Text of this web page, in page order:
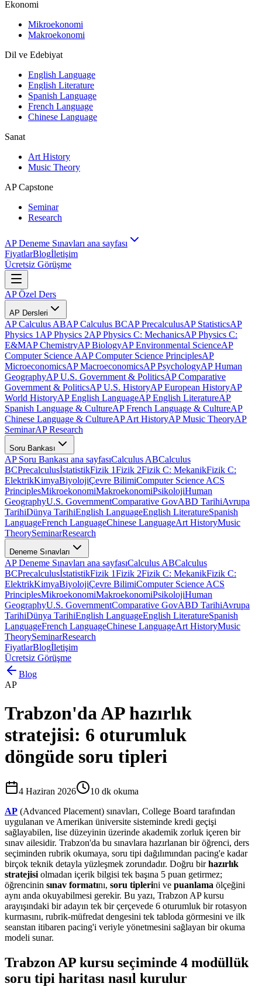
Ekonomi
Mikroekonomi
Makroekonomi
Dil ve Edebiyat
English Language
English Literature
Spanish Language
French Language
Chinese Language
Sanat
Art History
Music Theory
AP Capstone
Seminar
Research
AP Deneme Sınavları ana sayfası
FiyatlarBlogİletişim
Ücretsiz Görüşme
AP Özel Ders
AP Dersleri
AP Calculus ABAP Calculus BCAP PrecalculusAP StatisticsAP
Physics 1 AP Physics 2AP Physics C: MechanicsAP Physics C:
E&MAP ChemistryAP BiologyAP Environmental ScienceAP
Computer Science AAP Computer Science PrinciplesAP
MicroeconomicsAP MacroeconomicsAP PsychologyAP Human
GeographyAP U.S. Government & PoliticsAP Comparative
Government & PoliticsAP U.S. HistoryAP European HistoryAP
World HistoryAP English LanguageAP English LiteratureAP
Spanish Language & CultureAP French Language & CultureAP
Chinese Language & CultureAP Art HistoryAP Music TheoryAP
SeminarAP Research
Soru Bankası
AP Soru Bankası ana sayfasıCalculus ABCalculus
BCPrecalculusİstatistikFizik 1Fizik 2Fizik C: MekanikFizik C:
ElektrikKimyaBiyolojiÇevre BilimiComputer Science ACS
PrinciplesMikroekonomiMakroekonomiPsikolojiHuman
GeographyU.S. GovernmentComparative GovABD TarihiAvrupa
TarihiDünya TarihiEnglish LanguageEnglish LiteratureSpanish
LanguageFrench LanguageChinese LanguageArt HistoryMusic
TheorySeminarResearch
Deneme Sınavları
AP Deneme Sınavları ana sayfasıCalculus ABCalculus
BCPrecalculusİstatistikFizik 1Fizik 2Fizik C: MekanikFizik C:
ElektrikKimyaBiyolojiÇevre BilimiComputer Science ACS
PrinciplesMikroekonomiMakroekonomiPsikolojiHuman
GeographyU.S. GovernmentComparative GovABD TarihiAvrupa
TarihiDünya TarihiEnglish LanguageEnglish LiteratureSpanish
LanguageFrench LanguageChinese LanguageArt HistoryMusic
TheorySeminarResearch
FiyatlarBlogİletişim
Ücretsiz Görüşme
Blog
AP
Trabzon'da AP hazırlık
stratejisi: 6 oturumluk
döngüde soru tipleri
4 Haziran 2026 10 dk okuma
AP (Advanced Placement) sınavları, College Board tarafından
uygulanan ve Amerikan üniversite sisteminde kredi geçişi
sağlayabilen, lise düzeyinin üzerinde akademik zorluk içeren bir
sınav ailesidir. Trabzon'da bu sınavlara hazırlanan bir öğrenci, ders
seçiminden rubrik okumaya, soru tipi dağılımından pacing'e kadar
birçok teknik detayla yüzleşmek zorundadır. Doğru birhazırlık
stratejisi olmadan içerik bilgisi tek başına 5 puan getirmez;
öğrencinin sınav formatını, soru tiplerini ve puanlama ölçeğini
aynı anda okuyabilmesi gerekir. Bu yazı, Trabzon AP kursu
arayışındaki bir adayın tek bir çerçevede 6 oturumluk bir rotasyon
kurmasını, rubrik-müfredat dengesini tek tabloda görmesini ve ilk
seanstan itibaren pacing'i veriyle yönetmesini sağlayan bir okuma
modeli sunar.
Trabzon AP kursu seçiminde 4 modüllük
soru tipi haritası nasıl kurulur